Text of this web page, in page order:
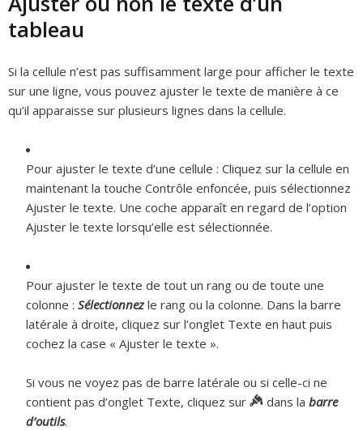
tableau
Si la cellule n’est pas suffisamment large pour afficher le texte
sur une ligne, vous pouvez ajuster le texte de manière à ce
qu’il apparaisse sur plusieurs lignes dans la cellule.
Pour ajuster le texte d’une cellule : Cliquez sur la cellule en
maintenant la touche Contrôle enfoncée, puis sélectionnez
Ajuster le texte. Une coche apparaît en regard de l’option
Ajuster le texte lorsqu’elle est sélectionnée.
Pour ajuster le texte de tout un rang ou de toute une
colonne : Sélectionnezle rang ou la colonne. Dans la barre
latérale à droite, cliquez sur l’onglet Texte en haut puis
cochez la case « Ajuster le texte ».
Si vous ne voyez pas de barre latérale ou si celle-ci ne
contient pas d’onglet Texte, cliquez sur
dans la barre
d’outils.